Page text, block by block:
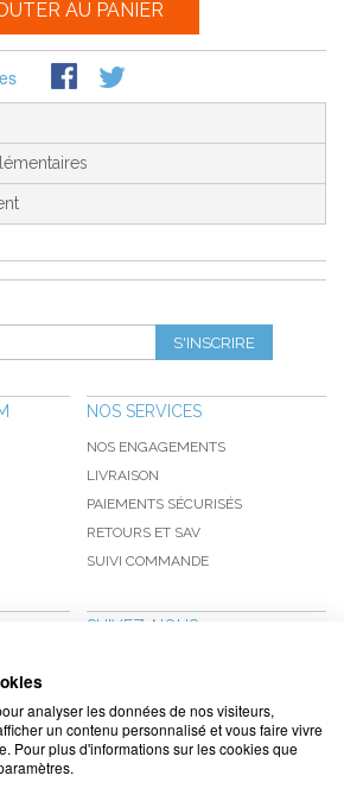
AU PANIER
S'INSCRIRE
NOS SERVICES
NOS ENGAGEMENTS
LIVRAISON
PAIEMENTS SÉCURISÉS
RETOURS ET SAV
SUIVI COMMANDE
SUIVEZ-NOUS
NOTRE BLOG
analyser les données de nos visiteurs,
un contenu personnalisé et vous faire vivre
Pour plus d'informations sur les cookies que